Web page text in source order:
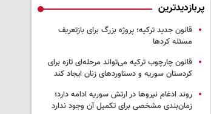
پربازدیدترین
قانون جدید ترکیه؛ پروژه بزرگ‌ برای بازتعریف
مسئله کردها
قانون چارچوب ترکیه می‌تواند مرحله‌ای تازه برای
کردستان سوریه و دستاوردهای زنان ایجاد کند
روند ادغام نیروها در ارتش سوریه ادامه دارد؛
زمان‌بندی مشخصی برای تکمیل آن وجود ندارد